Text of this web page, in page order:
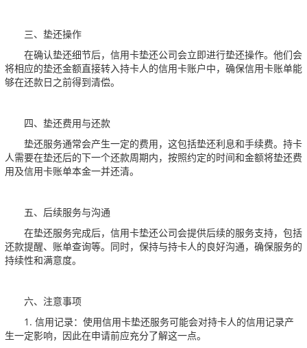
三、垫还操作
在确认垫还细节后，信用卡垫还公司会立即进行垫还操作。他们会
将相应的垫还金额直接转入持卡人的信用卡账户中，确保信用卡账单能
够在还款日之前得到清偿。
四、垫还费用与还款
垫还服务通常会产生一定的费用，这包括垫还利息和手续费。持卡
人需要在垫还后的下一个还款周期内，按照约定的时间和金额将垫还费
用及信用卡账单本金一并还清。
五、后续服务与沟通
在垫还服务完成后，信用卡垫还公司会提供后续的服务支持，包括
还款提醒、账单查询等。同时，保持与持卡人的良好沟通，确保服务的
持续性和满意度。
六、注意事项
1. 信用记录：使用信用卡垫还服务可能会对持卡人的信用记录产
生一定影响，因此在申请前应充分了解这一点。